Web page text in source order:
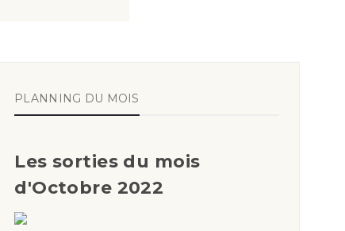
PLANNING DU MOIS
Les sorties du mois
d'Octobre 2022